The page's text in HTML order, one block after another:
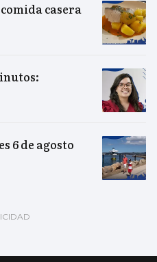
comida casera
6 de agosto